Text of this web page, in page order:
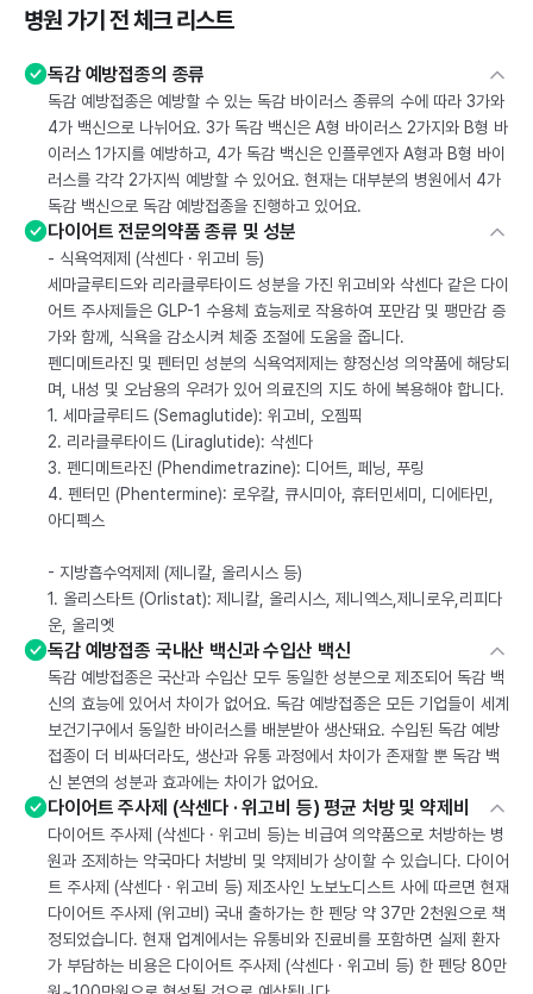
병원 가기 전 체크 리스트
독감 예방접종의 종류
독감 예방접종은 예방할 수 있는 독감 바이러스 종류의 수에 따라 3가와
4가 백신으로 나뉘어요. 3가 독감 백신은 A형 바이러스 2가지와 B형 바
이러스 1가지를 예방하고, 4가 독감 백신은 인플루엔자 A형과 B형 바이
러스를 각각 2가지씩 예방할 수 있어요. 현재는 대부분의 병원에서 4가
독감 백신으로 독감 예방접종을 진행하고 있어요.
다이어트 전문의약품 종류 및 성분
- 식욕억제제 (삭센다 · 위고비 등)
세마글루티드와 리라클루타이드 성분을 가진 위고비와 삭센다 같은 다이
어트 주사제들은 GLP-1 수용체 효능제로 작용하여 포만감 및 팽만감 증
가와 함께, 식욕을 감소시켜 체중 조절에 도움을 줍니다.
펜디메트라진 및 펜터민 성분의 식욕억제제는 향정신성 의약품에 해당되
며, 내성 및 오남용의 우려가 있어 의료진의 지도 하에 복용해야 합니다.
1. 세마글루티드 (Semaglutide): 위고비, 오젬픽
2. 리라클루타이드 (Liraglutide): 삭센다
3. 펜디메트라진 (Phendimetrazine): 디어트, 페닝, 푸링
4. 펜터민 (Phentermine): 로우칼, 큐시미아, 휴터민세미, 디에타민,
아디펙스
- 지방흡수억제제 (제니칼, 올리시스 등)
1. 올리스타트 (Orlistat): 제니칼, 올리시스, 제니엑스,제니로우,리피다
운, 올리엣
독감 예방접종 국내산 백신과 수입산 백신
독감 예방접종은 국산과 수입산 모두 동일한 성분으로 제조되어 독감 백
신의 효능에 있어서 차이가 없어요. 독감 예방접종은 모든 기업들이 세계
보건기구에서 동일한 바이러스를 배분받아 생산돼요. 수입된 독감 예방
접종이 더 비싸더라도, 생산과 유통 과정에서 차이가 존재할 뿐 독감 백
신 본연의 성분과 효과에는 차이가 없어요.
다이어트 주사제 (삭센다 · 위고비 등) 평균 처방 및 약제비
다이어트 주사제 (삭센다 · 위고비 등)는 비급여 의약품으로 처방하는 병
원과 조제하는 약국마다 처방비 및 약제비가 상이할 수 있습니다. 다이어
트 주사제 (삭센다 · 위고비 등) 제조사인 노보노디스트 사에 따르면 현재
다이어트 주사제 (위고비) 국내 출하가는 한 펜당 약 37만 2천원으로 책
정되었습니다. 현재 업계에서는 유통비와 진료비를 포함하면 실제 환자
가 부담하는 비용은 다이어트 주사제 (삭센다 · 위고비 등) 한 펜당 80만